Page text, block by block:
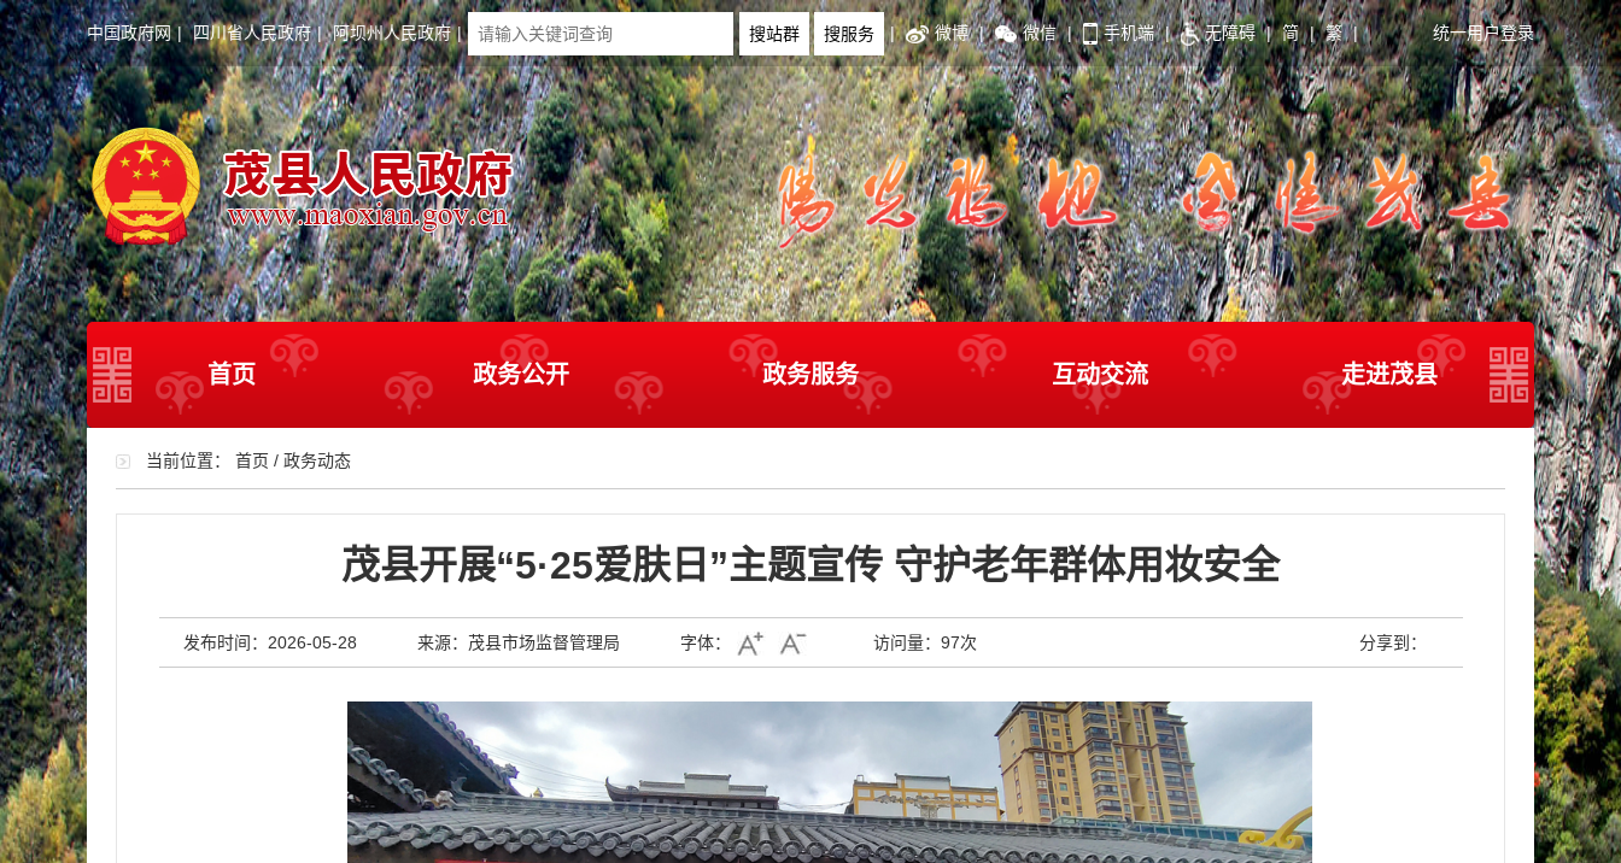
中国政府网 | 四川省人民政府 | 阿坝州人民政府 | | 微博 | 微信 | 手机端 | 无障碍 | 简 | 繁 | 统一用户登录
首页 政务公开 政务服务 互动交流 走进茂县
当前位置： 首页 / 政务动态
茂县开展“5·25爱肤日”主题宣传 守护老年群体用妆安全
发布时间：2026-05-28 来源：茂县市场监督管理局 字体： 访问量： 97次 分享到：